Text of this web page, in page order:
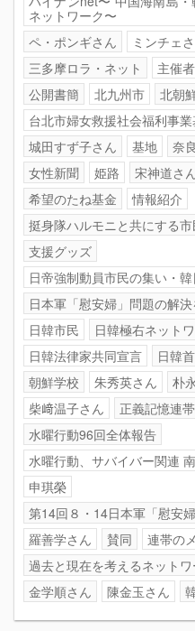
ネットワーク〜
ペ・ポンギさん
ミンチェ
三多摩ロラ・ネット
主催
公開書簡
北九州市
北朝
台北市婦女救援社会福利事
城田すず子さん
基地 奈良
女性新聞
姫路 宋神道さ
希望のたね基金
情報紹介
挺身隊ハルモニと共にする
支援グッズ
日帝強制動員市民の集い・
日本軍「慰安婦」問題の解
日韓市民
日韓極右ネット
日韓法律家共同宣言
日韓
朝鮮学校
朱秀英さん 朴
柴﨑温子さん
正義記憶連
水曜行動96回全体報告
水曜行動、サバイバー関連
申琪榮
第14回８・14日本軍「慰安
羅善学さん
賛同
連帯の
過去と現在を考えるネット
金学順さん
陳金玉さん